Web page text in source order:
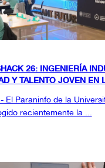
26: INGENIERÍA
Y TALENTO JOVEN EN
El Paraninfo de la
recientemente la ...